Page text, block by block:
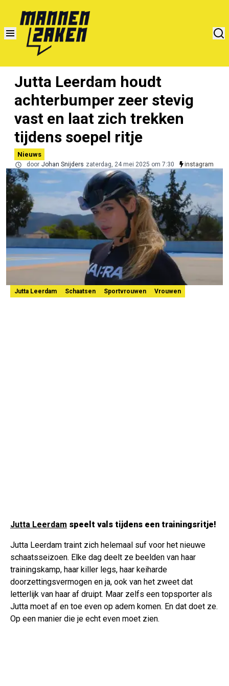
Jutta Leerdam houdt
achterbumper zeer stevig
vast en laat zich trekken
tijdens soepel ritje
Nieuws
door Johan Snijders zaterdag, 24 mei 2025 om 7:30 instagram
Jutta Leerdam Schaatsen Sportvrouwen Vrouwen
Jutta Leerdam speelt vals tijdens een trainingsritje!
Jutta Leerdam traint zich helemaal suf voor het nieuwe
schaatsseizoen. Elke dag deelt ze beelden van haar
trainingskamp, haar killer legs, haar keiharde
doorzettingsvermogen en ja, ook van het zweet dat
letterlijk van haar af druipt. Maar zelfs een topsporter als
Jutta moet af en toe even op adem komen. En dat doet ze.
Op een manier die je echt even moet zien.